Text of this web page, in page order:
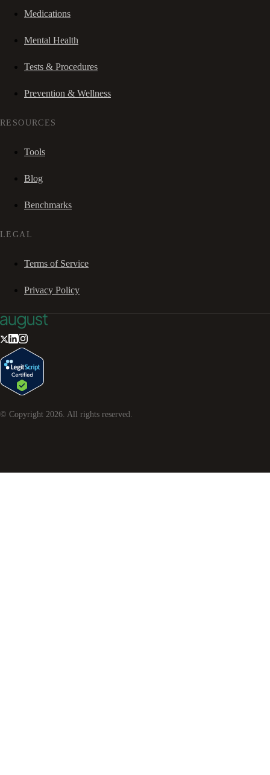
Medications
Mental Health
Tests & Procedures
Prevention & Wellness
RESOURCES
Tools
Blog
Benchmarks
LEGAL
Terms of Service
Privacy Policy
© Copyright 2026 . All rights reserved.